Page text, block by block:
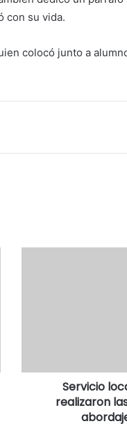
con su vida.
colocó junto a
Servicio
realizaron